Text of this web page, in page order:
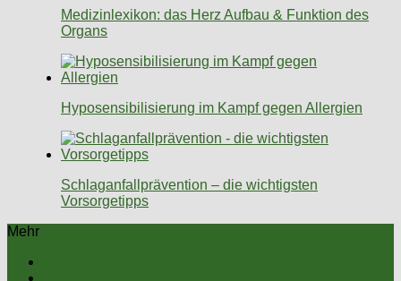
Medizinlexikon: das Herz Aufbau & Funktion des
Organs
Hyposensibilisierung im Kampf gegen Allergien
Schlaganfallprävention – die wichtigsten
Vorsorgetipps
Mehr